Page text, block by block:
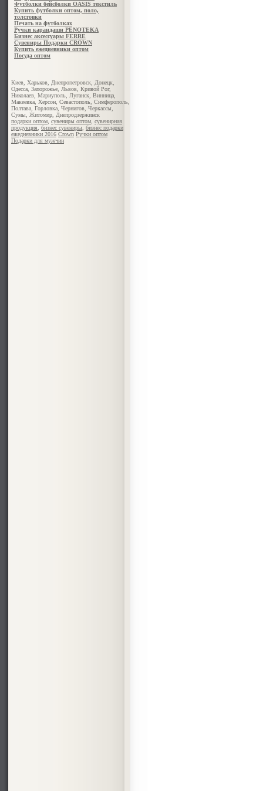
Футболки бейсболки OASIS текстиль
Купить футболки оптом, поло,
толстовки
Печать на футболках
Ручки карандаши PENOTEKA
Бизнес аксессуары FERRE
Сувениры Подарки CROWN
Купить ежедневники оптом
Посуда оптом
Киев, Харьков, Днепропетровск, Донецк,
Одесса, Запорожье, Львов, Кривой Рог,
Николаев, Мариуполь, Луганск, Винница,
Макеевка, Херсон, Севастополь, Симферополь,
Полтава, Горловка, Чернигов, Черкассы,
Сумы, Житомир, Днепродзержинск
подарки оптом сувениры оптом сувенирная
продукция бизнес сувениры бизнес подарки
ежедневники 2016 Crown Ручки оптом
Подарки для мужчин